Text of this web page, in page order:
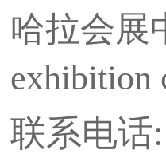
展会周
及制冷
展单位
哈拉会展
exhibition
联系电话